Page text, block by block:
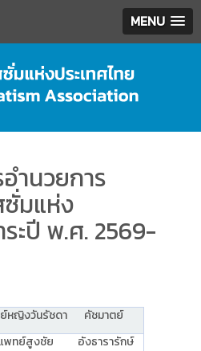
MENU
ำนวยการ
มแห่ง
ระปี พ.ศ. 2569-
หญิงวันรัชดา คัชมาตย์
พทย์สูงชัย อังธารารักษ์